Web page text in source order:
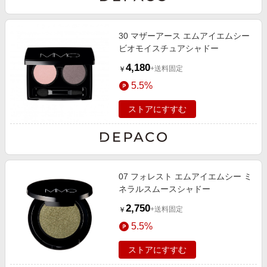
30 マザーアース エムアイエムシー
ビオモイスチュアシャドー
￥ 4,180+送料固定
5.5%
ストアにすすむ
07 フォレスト エムアイエムシー ミ
ネラルスムースシャドー
￥ 2,750+送料固定
5.5%
ストアにすすむ